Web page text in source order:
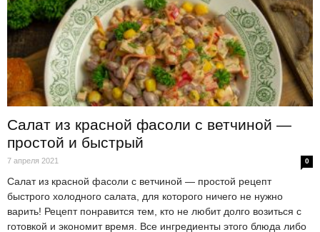
Салат из красной фасоли с ветчиной —
простой и быстрый
7 апреля 2021 0
Салат из красной фасоли с ветчиной — простой рецепт
быстрого холодного салата, для которого ничего не нужно
варить! Рецепт понравится тем, кто не любит долго возиться с
готовкой и экономит время. Все ингредиенты этого блюда либо